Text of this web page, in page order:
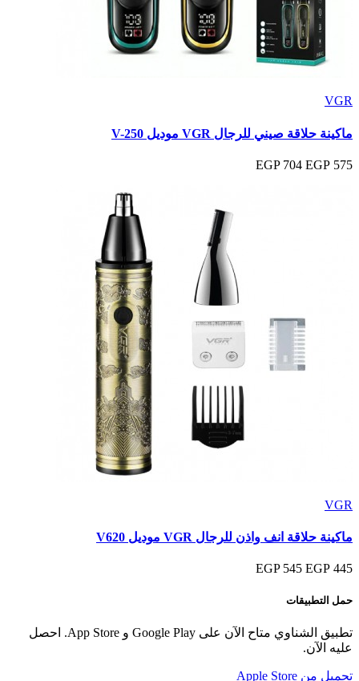
VGR
ماكينة حلاقة صيني للرجال VGR موديل V-250
575 EGP
704 EGP
VGR
ماكينة حلاقة انف واذن للرجال VGR موديل V620
445 EGP
545 EGP
حمل التطبيقات
تطبيق الشناوي متاح الآن على Google Play و App Store. احصل
عليه الآن.
تحميل من Apple Store